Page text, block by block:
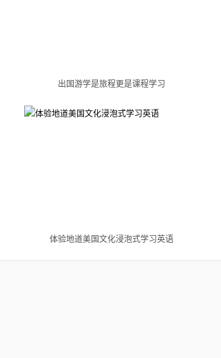
出国游学是旅程更是课程学习
体验地道美国文化浸泡式学习英语